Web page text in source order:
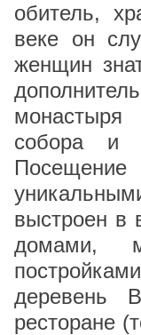
обитель,
веке он
женщин
монастыря
собора и
выстроен в
домами,
деревень
ресторане